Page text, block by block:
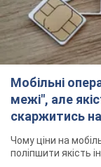
Мобільні
межі", але
скаржитись на
Чому ціни на
поліпшити якість